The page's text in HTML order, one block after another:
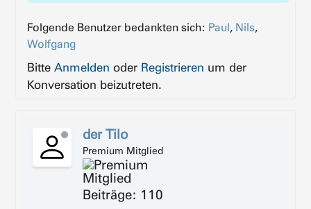
Folgende Benutzer bedankten sich: Paul, Nils,
Wolfgang
BitteAnmelden oder Registrieren um der
Konversation beizutreten.
der Tilo
Premium Mitglied
Beiträge: 110